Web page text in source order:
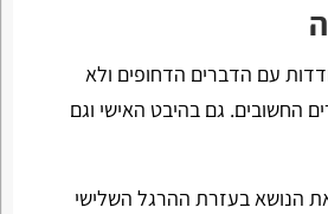
עם הדברים הדחופים ולא
החשובים. גם בהיבט האישי וגם
הנושא בעזרת ההרגל השלישי